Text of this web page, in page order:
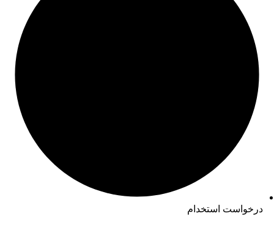
درخواست استخدام